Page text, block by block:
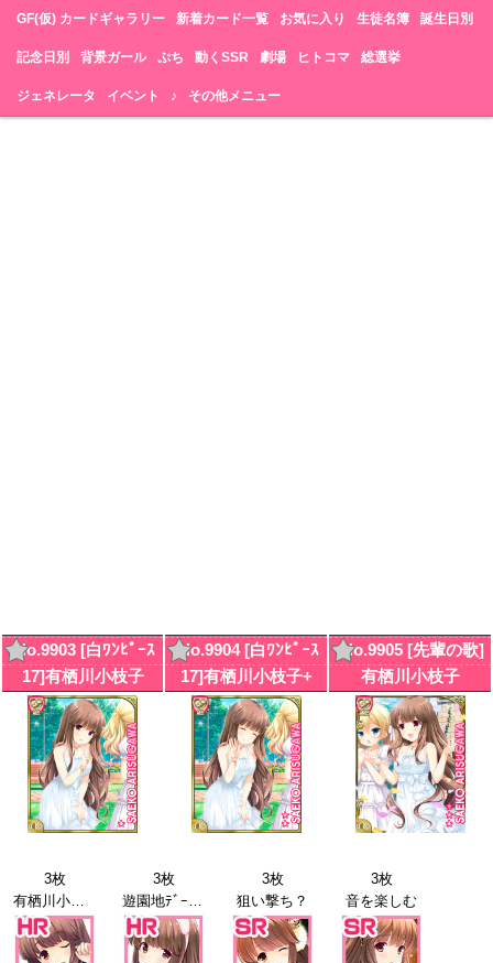
GF(仮) カードギャラリー 新着カード一覧 お気に入り 生徒名簿 誕生日別
記念日別 背景ガール ぷち 動くSSR 劇場 ヒトコマ 総選挙
ジェネレータ イベント ♪ その他メニュー
No.9903 [白ﾜﾝﾋﾟｰｽ
17]有栖川小枝子
No.9904 [白ﾜﾝﾋﾟｰｽ
17]有栖川小枝子+
No.9905 [先輩の歌]
有栖川小枝子
3枚
有栖川小枝子+
3枚
遊園地ﾃﾞｰﾄ13
3枚
狙い撃ち？
3枚
音を楽しむ